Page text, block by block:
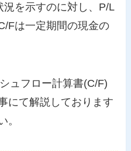
を示すのに対し、P/L
Fは一定期間の現金の
ュフロー計算書(C/F)
にて解説しております
。